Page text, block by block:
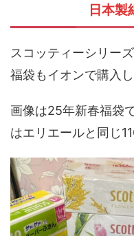
日本製
スコッティーシリー
福袋もイオンで購入
画像は25年新春福袋
はエリエールと同じ